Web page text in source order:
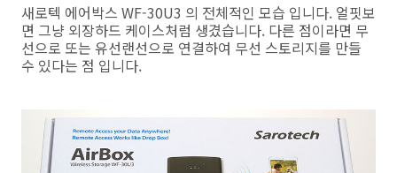
새로텍 에어박스 WF-30U3 의 전체적인 모습 입니다. 얼핏보
면 그냥 외장하드 케이스처럼 생겼습니다. 다른 점이라면 무
선으로 또는 유선랜선으로 연결하여 무선 스토리지를 만들
수 있다는 점 입니다.